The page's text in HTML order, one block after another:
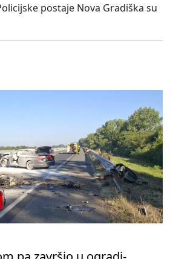
postaje Nova Gradiška su